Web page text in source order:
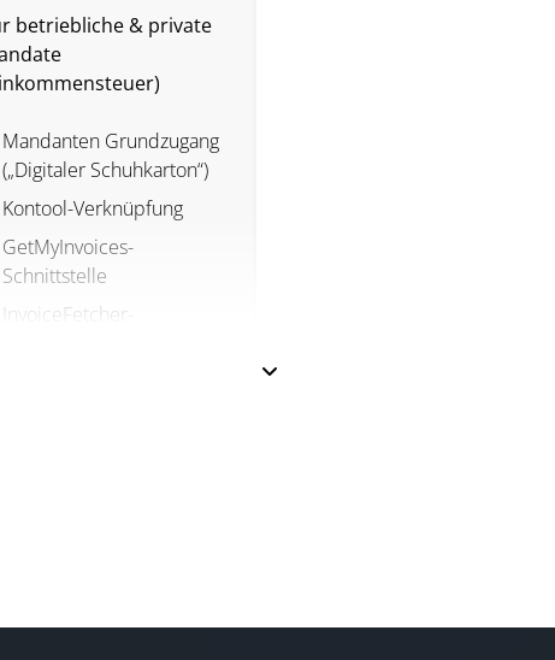
betriebliche & private
Mandanten Grundzugang
(„Digitaler Schuhkarton“)
Kontool-Verknüpfung
GetMyInvoices-
Schnittstelle
InvoiceFetcher-